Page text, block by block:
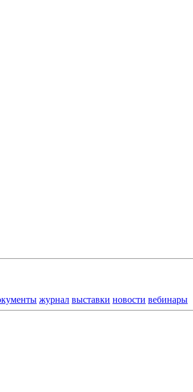
журнал выставки новости вебинары